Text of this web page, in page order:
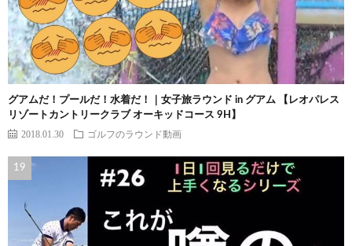
グアムだ！プールだ！水着だ！｜女子旅ラウンド in グアム 【レオパレス
リゾートカントリークラブ オーキッドコース 9H】
2018.01.30 ゴルフのラウンド動画